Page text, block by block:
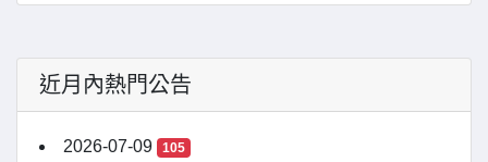
近月內熱門公告
2026-07-09 105